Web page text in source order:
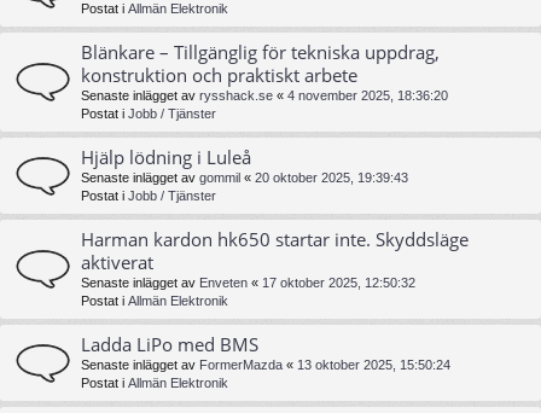
Postat i Allmän Elektronik
Blänkare – Tillgänglig för tekniska uppdrag,
konstruktion och praktiskt arbete
Senaste inlägget av rysshack.se « 4 november 2025, 18:36:20
Postat i Jobb / Tjänster
Hjälp lödning i Luleå
Senaste inlägget av gommil « 20 oktober 2025, 19:39:43
Postat i Jobb / Tjänster
Harman kardon hk650 startar inte. Skyddsläge
aktiverat
Senaste inlägget av Enveten « 17 oktober 2025, 12:50:32
Postat i Allmän Elektronik
Ladda LiPo med BMS
Senaste inlägget av FormerMazda « 13 oktober 2025, 15:50:24
Postat i Allmän Elektronik